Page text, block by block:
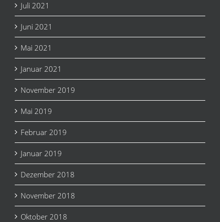
Juli 2021
Juni 2021
Mai 2021
Januar 2021
November 2019
Mai 2019
Februar 2019
Januar 2019
Dezember 2018
November 2018
Oktober 2018